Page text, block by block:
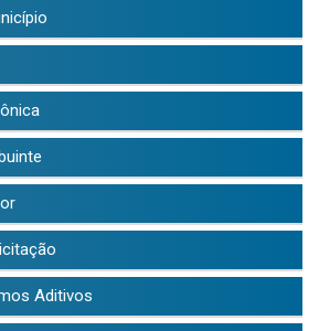
Aditivos